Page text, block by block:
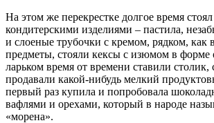
На этом же перекрестке долгое время
кондитерскими изделиями – пастила,
и слоеные трубочки с кремом, рядком, как
предметы, стояли кексы с изюмом в форме
ларьком время от времени ставили столик,
продавали какой-нибудь мелкий
первый раз купила и попробовала
вафлями и орехами, который в народе
«морена».